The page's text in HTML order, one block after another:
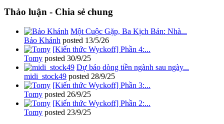
Thảo luận - Chia sẻ chung
Một Cuộc Gặp, Ba Kịch Bản: Nhà...
Bảo Khánh posted 13/5/26
[Kiến thức Wyckoff] Phần 4:...
Tomy posted 30/9/25
Dự báo dòng tiền ngành sau ngày...
midi_stock49 posted 28/9/25
[Kiến thức Wyckoff] Phần 3:...
Tomy posted 26/9/25
[Kiến thức Wyckoff] Phần 2:...
Tomy posted 23/9/25